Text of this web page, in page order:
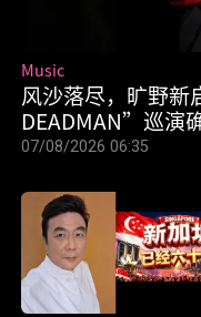
风沙落尽，旷野
DEADMAN”巡演
Music
07/08/2026 06:35